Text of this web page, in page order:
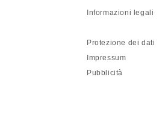
Informazioni legali
Protezione dei dati
Impressum
Pubblicità